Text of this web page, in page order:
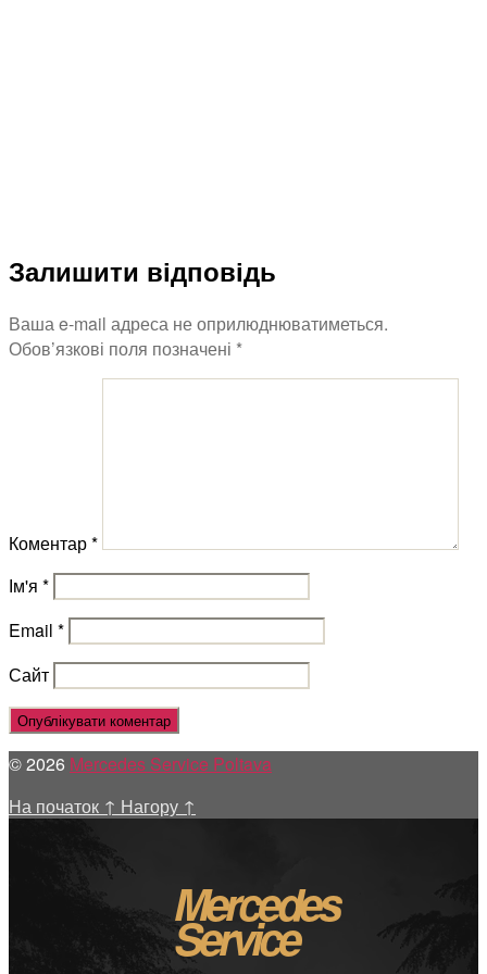
Залишити відповідь
Ваша e-mail адреса не оприлюднюватиметься.
Обов’язкові поля позначені *
Коментар*
Ім'я *
Email *
Сайт
© 2026 Mercedes Service Poltava
На початок ↑ Нагору ↑
Mercedes
Service